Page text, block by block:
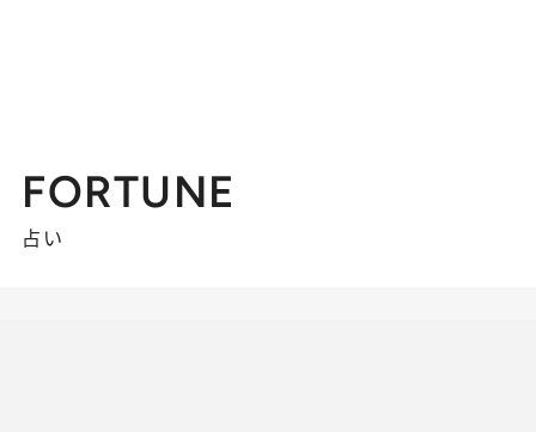
FORTUNE
占い